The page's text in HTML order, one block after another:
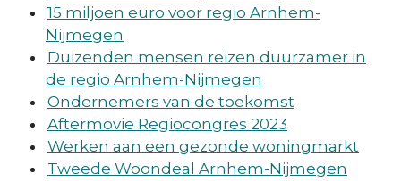
15 miljoen euro voor regio Arnhem-
Nijmegen
Duizenden mensen reizen duurzamer in
de regio Arnhem-Nijmegen
Ondernemers van de toekomst
Aftermovie Regiocongres 2023
Werken aan een gezonde woningmarkt
Tweede Woondeal Arnhem-Nijmegen